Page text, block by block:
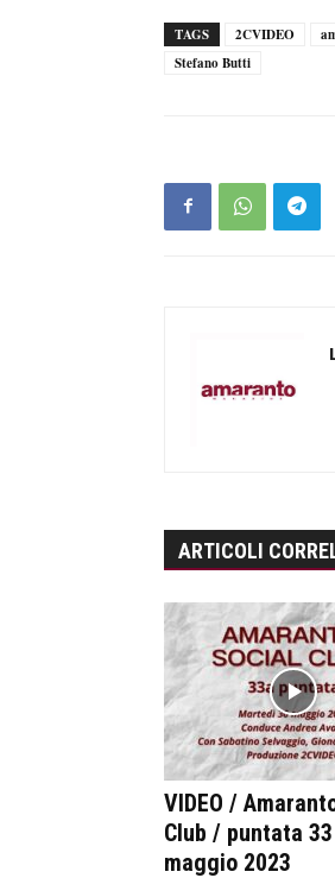
TAGS 2CVIDEO
Stefano Butti
ARTICOLI
VIDEO /
Club / puntata
maggio 2023